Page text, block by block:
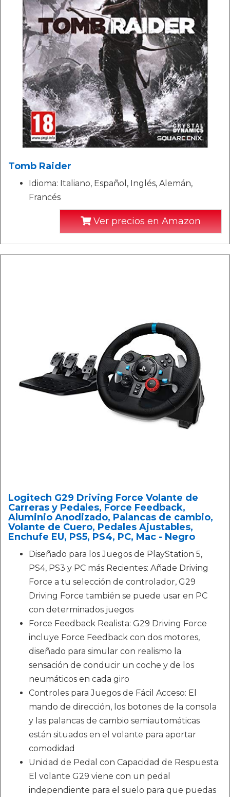
Tomb Raider
Idioma: Italiano, Español, Inglés, Alemán,
Francés
Ver precios en Amazon
Logitech G29 Driving Force Volante de
Carreras y Pedales, Force Feedback,
Aluminio Anodizado, Palancas de cambio,
Volante de Cuero, Pedales Ajustables,
Enchufe EU, PS5, PS4, PC, Mac - Negro
Diseñado para los Juegos de PlayStation 5,
PS4, PS3 y PC más Recientes: Añade Driving
Force a tu selección de controlador, G29
Driving Force también se puede usar en PC
con determinados juegos
Force Feedback Realista: G29 Driving Force
incluye Force Feedback con dos motores,
diseñado para simular con realismo la
sensación de conducir un coche y de los
neumáticos en cada giro
Controles para Juegos de Fácil Acceso: El
mando de dirección, los botones de la consola
y las palancas de cambio semiautomáticas
están situados en el volante para aportar
comodidad
Unidad de Pedal con Capacidad de Respuesta:
El volante G29 viene con un pedal
independiente para el suelo para que puedas